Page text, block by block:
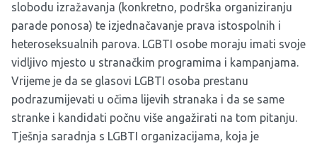
slobodu izražavanja (konkretno, podrška organiziranju
parade ponosa) te izjednačavanje prava istospolnih i
heteroseksualnih parova. LGBTI osobe moraju imati svoje
vidljivo mjesto u stranačkim programima i kampanjama.
Vrijeme je da se glasovi LGBTI osoba prestanu
podrazumijevati u očima lijevih stranaka i da se same
stranke i kandidati počnu više angažirati na tom pitanju.
Tješnja saradnja s LGBTI organizacijama, koja je